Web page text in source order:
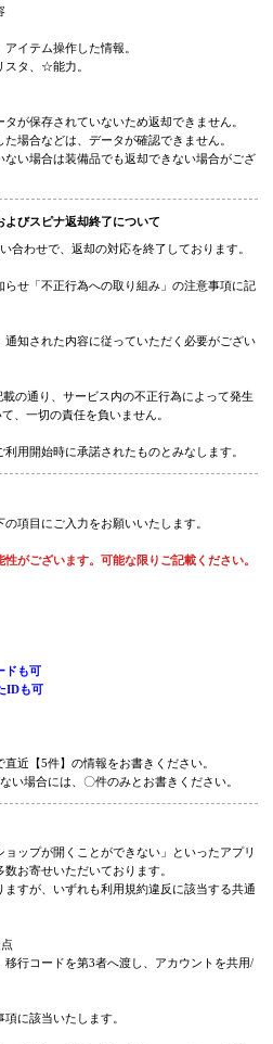
容
アイテム操作した情報。
リスタ、☆能力。
タが保存されていないため返却できません
た場合などは、データが確認できません。
ない場合は装備品でも返却できない場合が
よびスピナ返却終了について
い合わせで、返却の対応を終了しております
、通知された内容に従っていただく必要がご
記載の通り、サービス内の不正行為によって
いて、一切の責任を負いません。
ご利用開始時に承諾されたものとみなします
の項目にご入力をお願いいたします。
能性がございます。可能な限りご記載くださ
ードも可
たIDも可
直近【5件】の情報をお書きください。
ない場合には、〇件のみとお書きください。